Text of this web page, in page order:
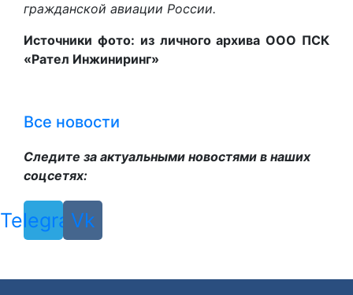
гражданской авиации России.
Источники фото: из личного архива ООО ПСК
«Рател Инжиниринг»
Все новости
Следите за актуальными новостями в наших
соцсетях:
Telegram
Vk